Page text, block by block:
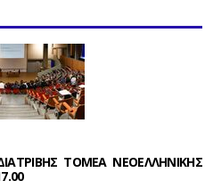
ΤΟΜΕΑ ΝΕΟΕΛΛΗΝΙΚΗΣ